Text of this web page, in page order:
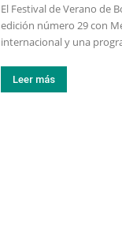
El Festival de Verano de
edición número 29 con
internacional y una
Leer más